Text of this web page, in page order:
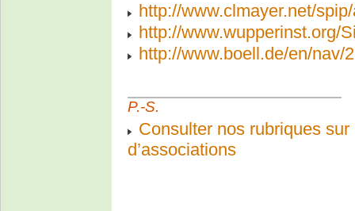
http://www.clmayer.net/
http://www.wupperinst.org/
http://www.boell.de/en/nav/
P.-S.
Consulter nos rubriques
d’associations